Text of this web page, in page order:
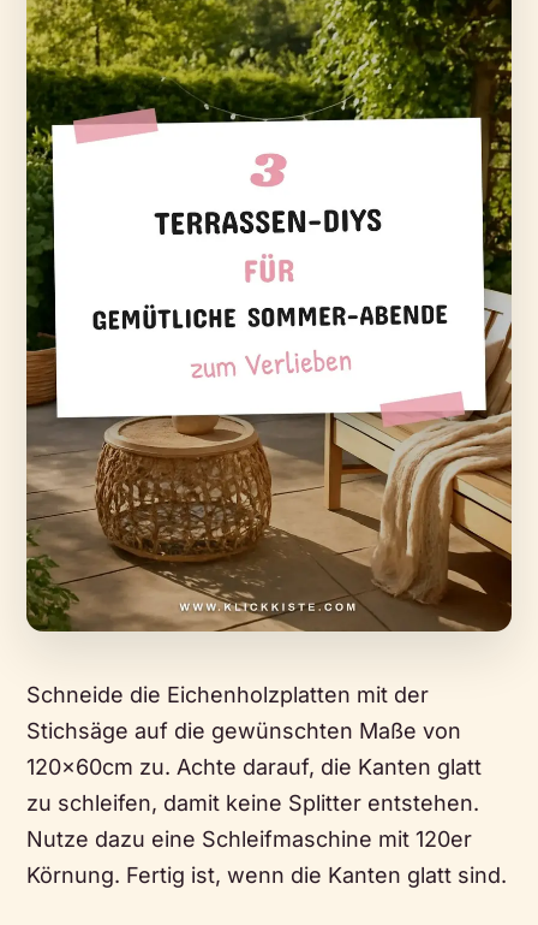
Schneide die Eichenholzplatten mit der
Stichsäge auf die gewünschten Maße von
120x60cm zu. Achte darauf, die Kanten glatt
zu schleifen, damit keine Splitter entstehen.
Nutze dazu eine Schleifmaschine mit 120er
Körnung. Fertig ist, wenn die Kanten glatt sind.